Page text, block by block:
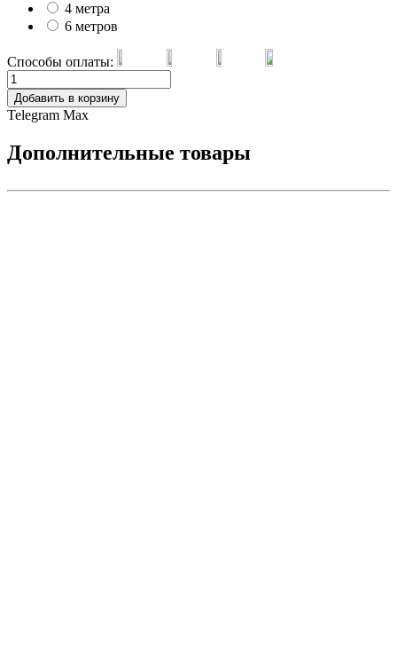
4 метра
6 метров
Способы оплаты:
Добавить в корзину
Telegram Max
Дополнительные товары